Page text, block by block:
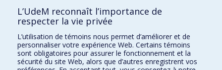
Comment soutenir le Département?
BESOIN D'AIDE?
Plan du site
Signaler une erreur
Accessibilité
L’UdeM reconnaît l’importance de
respecter la vie privée
L’utilisation de témoins nous permet d’améliorer et de
personnaliser votre expérience Web. Certains témoins
sont obligatoires pour assurer le fonctionnement et la
sécurité du site Web, alors que d’autres enregistrent vos